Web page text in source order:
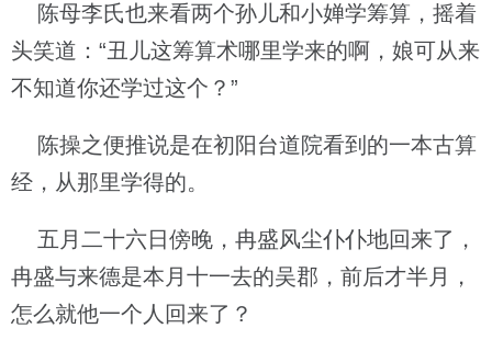
陈母李氏也来看两个孙儿和小婵学筹算，摇着
头笑道：“丑儿这筹算术哪里学来的啊，娘可从来
不知道你还学过这个？”
陈操之便推说是在初阳台道院看到的一本古算
经，从那里学得的。
五月二十六日傍晚，冉盛风尘仆仆地回来了，
冉盛与来德是本月十一去的吴郡，前后才半月，
怎么就他一个人回来了？